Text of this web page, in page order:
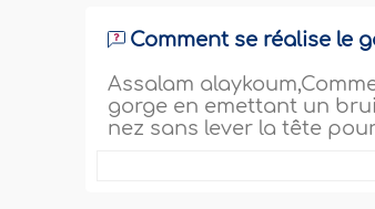
Comment se réalise le
Assalam
gorge en emettant un
nez sans lever la tête